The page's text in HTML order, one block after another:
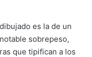
es la de un
sobrepeso,
que tipifican a los